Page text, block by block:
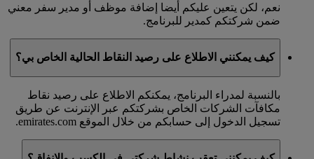
نعم، لكن يتعين عليكم أيضا إضافة موظف أو مدير سفر معني
ضمن شركتكم كمدير للبرنامج.
كيف يمكنني الاطلاع على رصيد النقاط الحالية الخاص بي؟
بالنسبة لمدراء البرنامج، يمكنكم الاطلاع على رصيد نقاط
مكافآت الشركات الخاص بشركتكم عبر الإنترنت عن طريق
تسجيل الدخول إلى حسابكم من خلال الموقع emirates.com.